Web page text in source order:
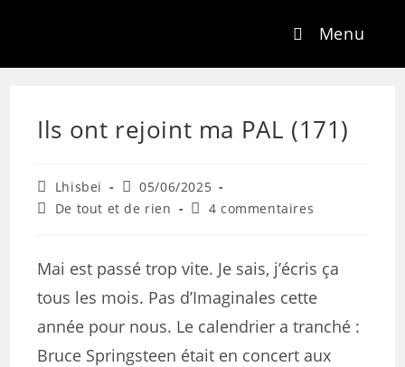
Menu
Ils ont rejoint ma PAL (171)
Lhisbei
05/06/2025
De tout et de rien
4 commentaires
Mai est passé trop vite. Je sais, j’écris ça
tous les mois. Pas d’Imaginales cette
année pour nous. Le calendrier a tranché :
Bruce Springsteen était en concert aux